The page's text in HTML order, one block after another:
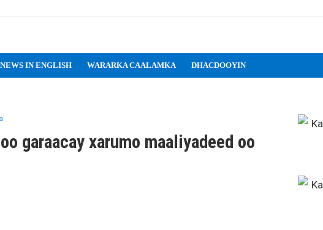
NEWS IN ENGLISH WARARKA CAALAMKA DHACDOOYIN
garaacay xarumo maaliyadeed oo